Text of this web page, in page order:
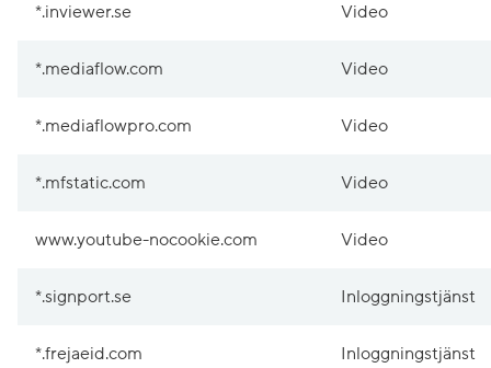
*.inviewer.se Video
*.mediaflow.com Video
*.mediaflowpro.com Video
*.mfstatic.com Video
www.youtube-nocookie.com Video
*.signport.se Inloggningstjänst
*.frejaeid.com Inloggningstjänst